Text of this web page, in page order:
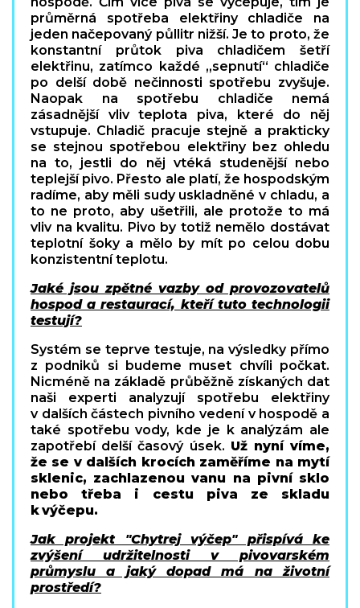
průměrná spotřeba elektřiny chladiče na
jeden načepovaný půllitr nižší. Je to proto, že
konstantní průtok piva chladičem šetří
elektřinu, zatímco každé „sepnutí“ chladiče
po delší době nečinnosti spotřebu zvyšuje.
Naopak na spotřebu chladiče nemá
zásadnější vliv teplota piva, které do něj
vstupuje. Chladič pracuje stejně a prakticky
se stejnou spotřebou elektřiny bez ohledu
na to, jestli do něj vtéká studenější nebo
teplejší pivo. Přesto ale platí, že hospodským
radíme, aby měli sudy uskladněné v chladu, a
to ne proto, aby ušetřili, ale protože to má
vliv na kvalitu. Pivo by totiž nemělo dostávat
teplotní šoky a mělo by mít po celou dobu
konzistentní teplotu.
Jaké jsou zpětné vazby od provozovatelů
hospod a restaurací, kteří tuto technologii
testují?
Systém se teprve testuje, na výsledky přímo
z podniků si budeme muset chvíli počkat.
Nicméně na základě průběžně získaných dat
naši experti analyzují spotřebu elektřiny
v dalších částech pivního vedení v hospodě a
také spotřebu vody, kde je k analýzám ale
zapotřebí delší časový úsek. Už nyní víme,
že se v dalších krocích zaměříme na mytí
sklenic, zachlazenou vanu na pivní sklo
nebo třeba i cestu piva ze skladu
k výčepu.
Jak projekt "Chytrej výčep" přispívá ke
zvýšení udržitelnosti v pivovarském
průmyslu a jaký dopad má na životní
prostředí?